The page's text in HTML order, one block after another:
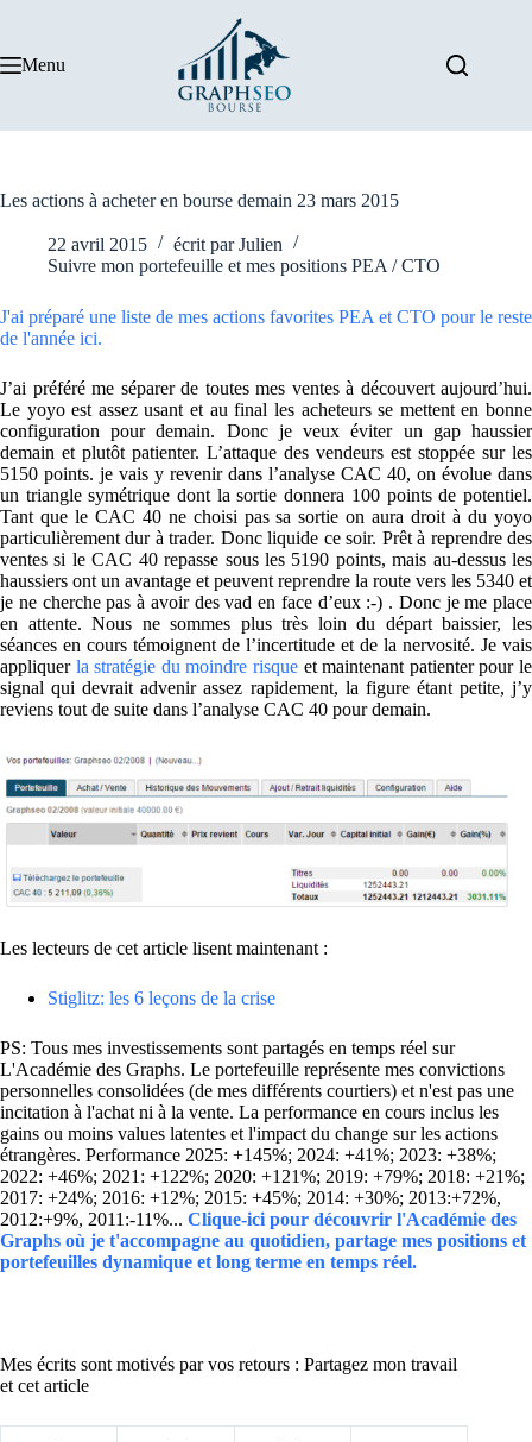
Menu
Les actions à acheter en bourse demain 23 mars 2015
22 avril 2015 écrit par Julien
Suivre mon portefeuille et mes positions PEA / CTO
J'ai préparé une liste de mes actions favorites PEA et CTO pour le reste
de l'année ici.
J’ai préféré me séparer de toutes mes ventes à découvert aujourd’hui.
Le yoyo est assez usant et au final les acheteurs se mettent en bonne
configuration pour demain. Donc je veux éviter un gap haussier
demain et plutôt patienter. L’attaque des vendeurs est stoppée sur les
5150 points. je vais y revenir dans l’analyse CAC 40, on évolue dans
un triangle symétrique dont la sortie donnera 100 points de potentiel.
Tant que le CAC 40 ne choisi pas sa sortie on aura droit à du yoyo
particulièrement dur à trader. Donc liquide ce soir. Prêt à reprendre des
ventes si le CAC 40 repasse sous les 5190 points, mais au-dessus les
haussiers ont un avantage et peuvent reprendre la route vers les 5340 et
je ne cherche pas à avoir des vad en face d’eux :-) . Donc je me place
en attente. Nous ne sommes plus très loin du départ baissier, les
séances en cours témoignent de l’incertitude et de la nervosité. Je vais
appliquer la stratégie du moindre risque et maintenant patienter pour le
signal qui devrait advenir assez rapidement, la figure étant petite, j’y
reviens tout de suite dans l’analyse CAC 40 pour demain.
Les lecteurs de cet article lisent maintenant :
Stiglitz: les 6 leçons de la crise
PS: Tous mes investissements sont partagés en temps réel sur
L'Académie des Graphs. Le portefeuille représente mes convictions
personnelles consolidées (de mes différents courtiers) et n'est pas une
incitation à l'achat ni à la vente. La performance en cours inclus les
gains ou moins values latentes et l'impact du change sur les actions
étrangères. Performance 2025: +145%; 2024: +41%; 2023: +38%;
2022: +46%; 2021: +122%; 2020: +121%; 2019: +79%; 2018: +21%;
2017: +24%; 2016: +12%; 2015: +45%; 2014: +30%; 2013:+72%,
2012:+9%, 2011:-11%... Clique-ici pour découvrir l'Académie des
Graphs où je t'accompagne au quotidien, partage mes positions et
portefeuilles dynamique et long terme en temps réel.
Mes écrits sont motivés par vos retours : Partagez mon travail
et cet article